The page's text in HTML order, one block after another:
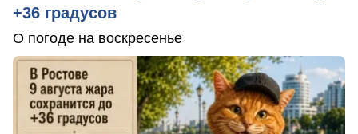
+36 градусов
О погоде на воскресенье